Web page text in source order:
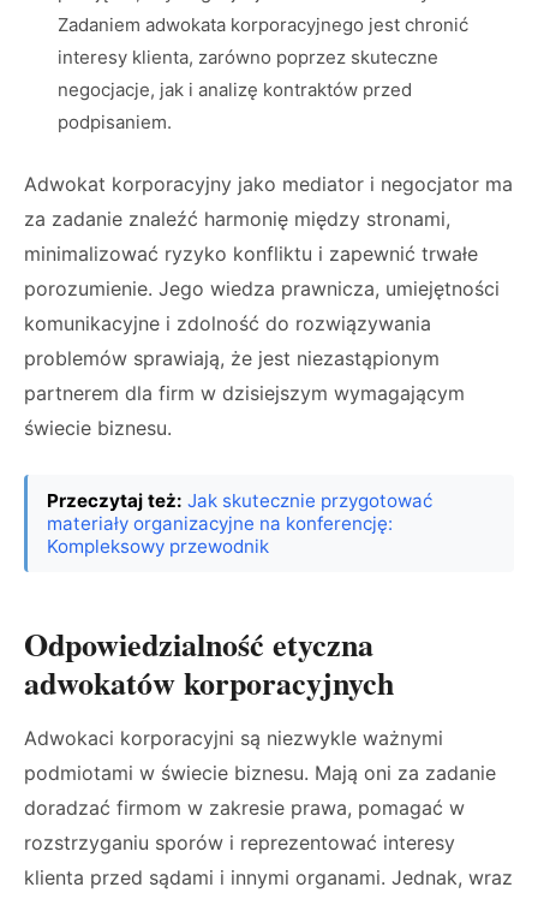
Zadaniem adwokata korporacyjnego jest chronić
interesy klienta, zarówno poprzez skuteczne
negocjacje, jak i analizę kontraktów przed
podpisaniem.
Adwokat korporacyjny jako mediator i negocjator ma
za zadanie znaleźć harmonię między stronami,
minimalizować ryzyko konfliktu i zapewnić trwałe
porozumienie. Jego wiedza prawnicza, umiejętności
komunikacyjne i zdolność do rozwiązywania
problemów sprawiają, że jest niezastąpionym
partnerem dla firm w dzisiejszym wymagającym
świecie biznesu.
Przeczytaj też: Jak skutecznie przygotować
materiały organizacyjne na konferencję:
Kompleksowy przewodnik
Odpowiedzialność etyczna
adwokatów korporacyjnych
Adwokaci korporacyjni są niezwykle ważnymi
podmiotami w świecie biznesu. Mają oni za zadanie
doradzać firmom w zakresie prawa, pomagać w
rozstrzyganiu sporów i reprezentować interesy
klienta przed sądami i innymi organami. Jednak, wraz